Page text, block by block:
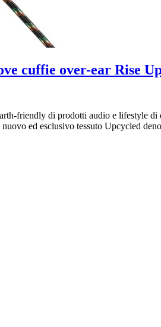
cuffie over-ear Rise
friendly di prodotti audio e lifestyle
ed esclusivo tessuto Upcycled